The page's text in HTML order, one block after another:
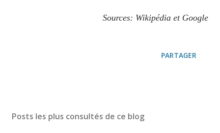
Sources: Wikipédia et Google
PARTAGER
Posts les plus consultés de ce blog